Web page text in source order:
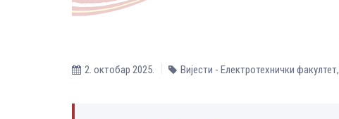
2. октобар 2025. Вијести - Електротехнички факултет,